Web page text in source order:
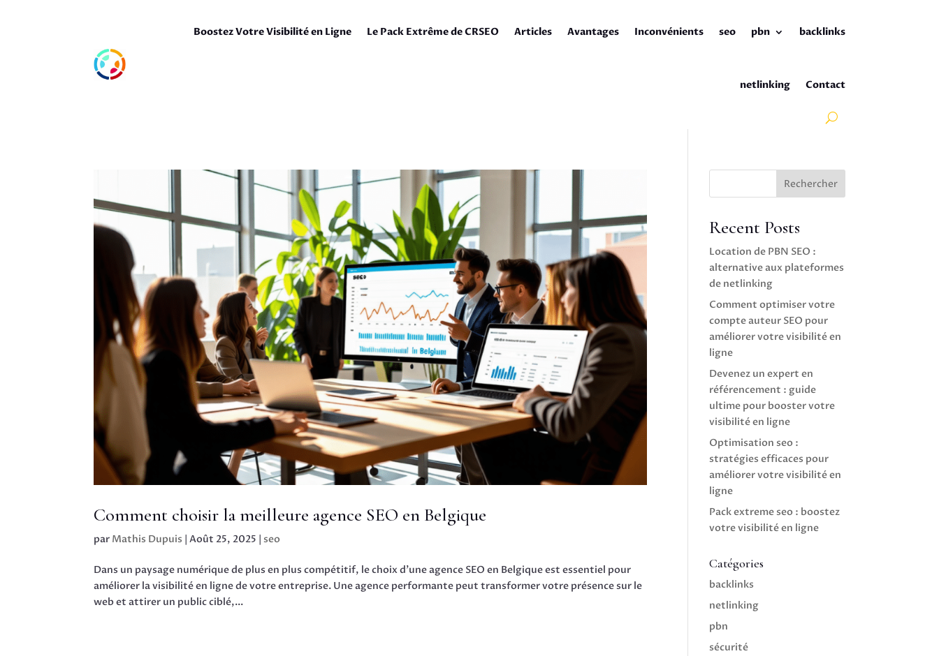
Boostez Votre Visibilité en Ligne Le Pack Extrême de CRSEO Articles Avantages Inconvénients seo pbn backlinks
netlinking Contact
Comment choisir la meilleure agence SEO en Belgique
par Mathis Dupuis |Août 25, 2025 |seo
Dans un paysage numérique de plus en plus compétitif, le choix d’une agence SEO en Belgique est essentiel pour
améliorer la visibilité en ligne de votre entreprise. Une agence performante peut transformer votre présence sur le
web et attirer un public ciblé,...
Rechercher
Recent Posts
Location de PBN SEO :
alternative aux plateformes
de netlinking
Comment optimiser votre
compte auteur SEO pour
améliorer votre visibilité en
ligne
Devenez un expert en
référencement : guide
ultime pour booster votre
visibilité en ligne
Optimisation seo :
stratégies efficaces pour
améliorer votre visibilité en
ligne
Pack extreme seo : boostez
votre visibilité en ligne
Catégories
backlinks
netlinking
pbn
sécurité